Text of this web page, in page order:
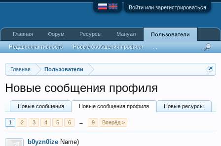
Войти или зарегистрироваться
Главная Пользователи
Новые сообщения профиля
Новые сообщения Новые сообщения профиля Новые ресурсы
1 2 3 4 5 6 → 9 Вперёд >
b0yzn0ize Name)
Главная Форум Ресурсы Мануал Пользователи
Недавняя активность Новые сообщения профиля